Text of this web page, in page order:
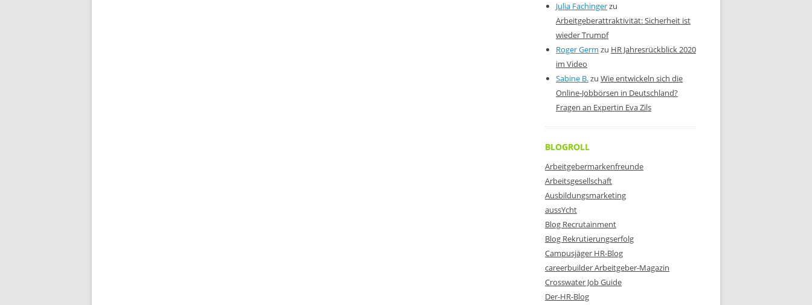
Julia Fachingerzu
Arbeitgeberattraktivität: Sicherheit ist
wieder Trumpf
Roger Germ zu HR Jahresrückblick 2020
im Video
Sabine B.zu Wie entwickeln sich die
Online-Jobbörsen in Deutschland?
Fragen an Expertin Eva Zils
BLOGROLL
Arbeitgebermarkenfreunde
Arbeitsgesellschaft
Ausbildungsmarketing
aussYcht
Blog Recrutainment
Blog Rekrutierungserfolg
Campusjäger HR-Blog
careerbuilder Arbeitgeber-Magazin
Crosswater Job Guide
Der-HR-Blog